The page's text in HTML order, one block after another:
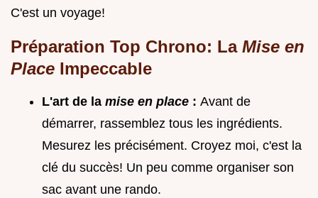
C'est un voyage!
Préparation Top Chrono: La Mise en
Place Impeccable
L'art de la mise en place : Avant de
démarrer, rassemblez tous les ingrédients.
Mesurez les précisément. Croyez moi, c'est la
clé du succès! Un peu comme organiser son
sac avant une rando.